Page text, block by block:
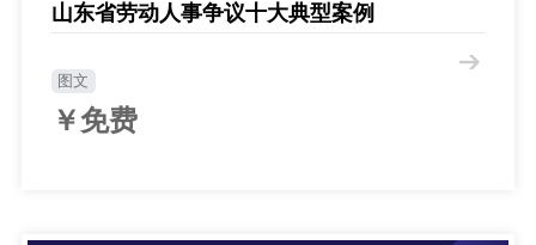
山东省劳动人事争议十大典型案例
图文
￥免费